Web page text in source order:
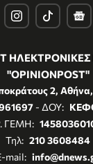
ΗΛΕΚΤΡΟΝΙΚΕΣ
"OPINIONPOST"
2,
- ΔΟΥ:
ΓΕΜΗ:
Τηλ: 210 3608484
mail: